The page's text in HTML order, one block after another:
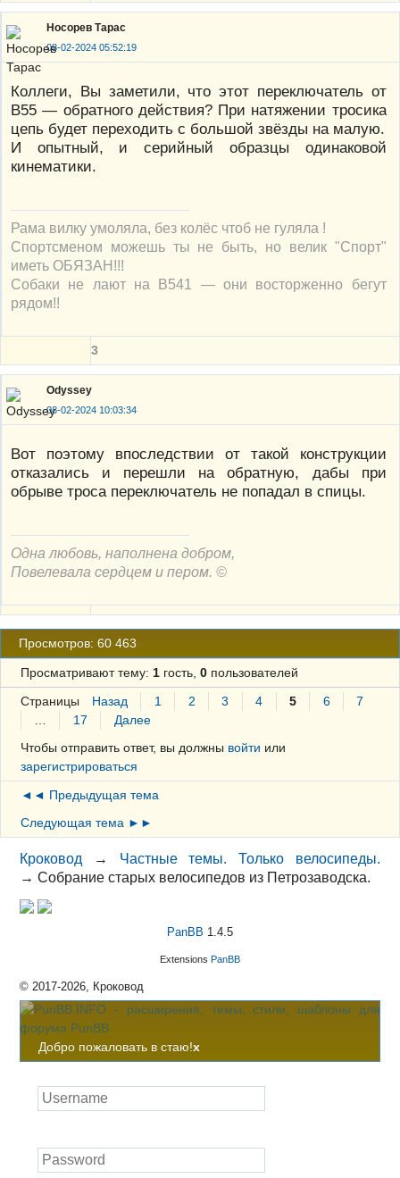
Носорев Тарас
08-02-2024 05:52:19
Коллеги, Вы заметили, что этот переключатель от
В55 — обратного действия? При натяжении тросика
цепь будет переходить с большой звёзды на малую.
И опытный, и серийный образцы одинаковой
кинематики.
Рама вилку умоляла, без колёс чтоб не гуляла !
Спортсменом можешь ты не быть, но велик "Спорт"
иметь ОБЯЗАН!!!
Собаки не лают на В541 — они восторженно бегут
рядом!!
3
Odyssey
08-02-2024 10:03:34
Вот поэтому впоследствии от такой конструкции
отказались и перешли на обратную, дабы при
обрыве троса переключатель не попадал в спицы.
Одна любовь, наполнена добром,
Повелевала сердцем и пером. ©
Просмотров: 60 463
Просматривают тему: 1гость, 0пользователей
Страницы Назад 1 2 3 4 5 6
7
17
Далее
Чтобы отправить ответ, вы должны войти или
зарегистрироваться
◄◄ Предыдущая тема
Следующая тема ►►
Кроковод → Частные темы. Только велосипеды.
→Собрание старых велосипедов из Петрозаводска.
PanBB 1.4.5
Extensions PanBB
© 2017-2026, Кроковод
Добро пожаловать в стаю!x